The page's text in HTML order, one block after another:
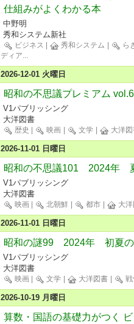
仕組みがよくわかる本
中野明
秀和システム新社
ビジネス 秀和システム
ら
ディア...
2026-12-01 火曜日
昭和の不思議プレミアム vol.6
V1パブリッシング
大洋図書
歴史 映画 文学 大洋図
2026-11-01 日曜日
昭和の不思議101 2024年
V1パブリッシング
大洋図書
映画 北朝鮮 都市 大洋
2026-11-01 日曜日
昭和の謎99 2024年 初夏
V1パブリッシング
大洋図書
映画 文学 大洋図書 戦
2026-10-19 月曜日
算数・国語の基礎力がつく